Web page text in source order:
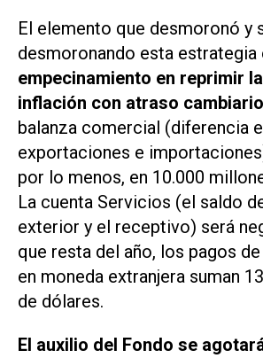
El elemento que desmoronó y
desmoronando esta estrategia
empecinamiento en reprimir
inflación con atraso
balanza comercial (diferencia
exportaciones e
por lo menos, en 10.000
La cuenta Servicios (el saldo
exterior y el receptivo) será
que resta del año, los pagos
en moneda extranjera suman
de dólares.
El auxilio del Fondo se